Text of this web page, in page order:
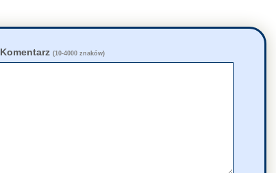
10 Lipca, 2026 02:21Zdzisław
Komentarz (10-4000 znaków)